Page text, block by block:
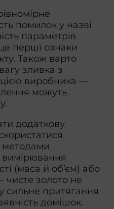
помилок у назві
параметрів
перші ознаки
Також варто
зливка з
виробника —
можуть
додаткову
методами
вимірювання
(маса й об’єм) або
чисте золото не
сильне притягання
домішок.